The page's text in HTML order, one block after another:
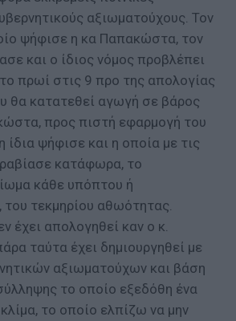
αξιωματούχους. Τον
ψήφισε η κα Παπακώστα, τον
και ο ίδιος νόμος προβλέπει
πρωί στις 9 προ της απολογίας
θα κατατεθεί αγωγή σε βάρος
προς πιστή εφαρμογή του
ίδια ψήφισε και η οποία με τις
κατάφωρα, το
κάθε υπόπτου ή
του τεκμηρίου αθωότητας.
έχει απολογηθεί καν ο κ.
ταύτα έχει δημιουργηθεί με
αξιωματούχων και βάση
το οποίο εξεδόθη ένα
το οποίο ελπίζω να μην